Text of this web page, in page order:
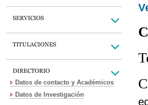
Datos de contacto y Académicos
Datos de Investigación